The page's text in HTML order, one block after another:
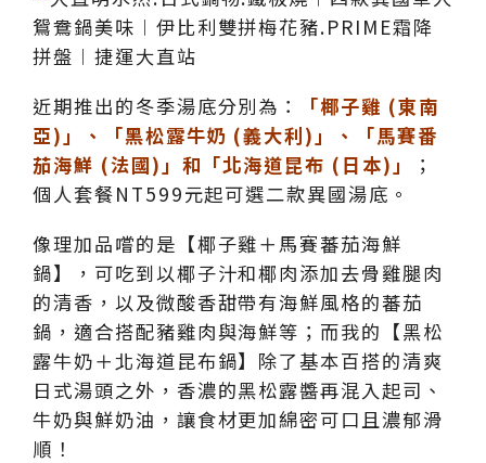
近期推出的冬季湯底分別為：
「椰子雞 (東南
亞)」、「黑松露牛奶 (義大利)」、「馬賽番
茄海鮮 (法國)」和「北海道昆布 (日本)」
；
個人套餐NT599元起可選二款異國湯底。
像理加品嚐的是【椰子雞＋馬賽蕃茄海鮮
鍋】，可吃到以椰子汁和椰肉添加去骨雞腿肉
的清香，以及微酸香甜帶有海鮮風格的蕃茄
鍋，適合搭配豬雞肉與海鮮等；而我的【黑松
露牛奶＋北海道昆布鍋】除了基本百搭的清爽
日式湯頭之外，香濃的黑松露醬再混入起司、
牛奶與鮮奶油，讓食材更加綿密可口且濃郁滑
順！